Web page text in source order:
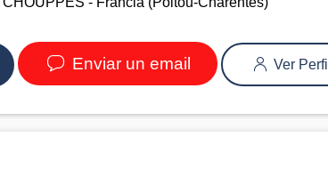
Enviar un email Ver Perfil